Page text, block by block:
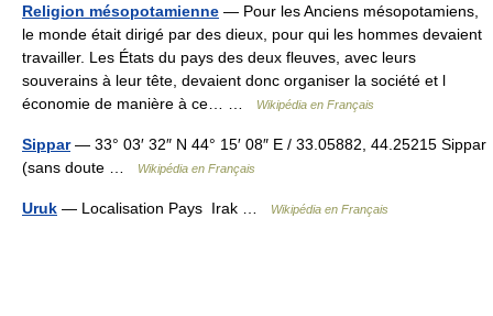
Religion mésopotamienne — Pour les Anciens mésopotamiens,
le monde était dirigé par des dieux, pour qui les hommes devaient
travailler. Les États du pays des deux fleuves, avec leurs
souverains à leur tête, devaient donc organiser la société et l
économie de manière à ce… …
Wikipédia en Français
Sippar— 33° 03′ 32″ N 44° 15′ 08″ E / 33.05882, 44.25215 Sippar
(sans doute …
Wikipédia en Français
Uruk — Localisation Pays Irak … Wikipédia en Français